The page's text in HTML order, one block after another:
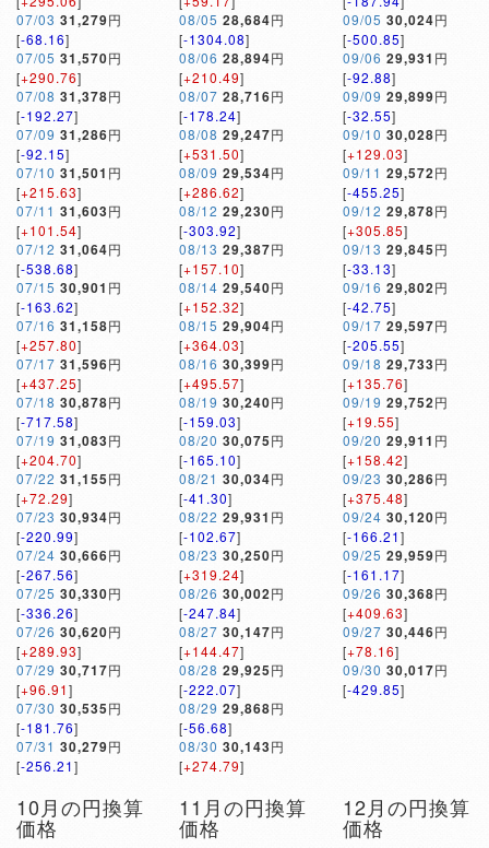
07/03 31,279円
[-68.16]
07/05 31,570円
[+290.76]
07/08 31,378円
[-192.27]
07/09 31,286円
[-92.15]
07/10 31,501 円
[+215.63]
07/11 31,603円
[+101.54]
07/12 31,064円
[-538.68]
07/15 30,901 円
[-163.62]
07/16 31,158円
[+257.80]
07/17 31,596円
[+437.25]
07/18 30,878円
[-717.58]
07/19 31,083円
[+204.70]
07/22 31,155円
[+72.29]
07/23 30,934円
[-220.99]
07/24 30,666円
[-267.56]
07/25 30,330円
[-336.26]
07/26 30,620円
[+289.93]
07/29 30,717円
[+96.91]
07/30 30,535円
[-181.76]
07/31 30,279円
[-256.21]
08/05 28,684円
[-1304.08]
08/06 28,894円
[+210.49]
08/07 28,716円
[-178.24]
08/08 29,247円
[+531.50]
08/09 29,534円
[+286.62]
08/12 29,230円
[-303.92]
08/13 29,387円
[+157.10]
08/14 29,540円
[+152.32]
08/15 29,904円
[+364.03]
08/16 30,399円
[+495.57]
08/19 30,240円
[-159.03]
08/20 30,075円
[-165.10]
08/21 30,034円
[-41.30]
08/22 29,931 円
[-102.67]
08/23 30,250円
[+319.24]
08/26 30,002円
[-247.84]
08/27 30,147円
[+144.47]
08/28 29,925円
[-222.07]
08/29 29,868円
[-56.68]
08/30 30,143円
[+274.79]
09/05 30,024円
[-500.85]
09/06 29,931 円
[-92.88]
09/09 29,899円
[-32.55]
09/10 30,028円
[+129.03]
09/11 29,572円
[-455.25]
09/12 29,878円
[+305.85]
09/13 29,845円
[-33.13]
09/16 29,802円
[-42.75]
09/17 29,597円
[-205.55]
09/18 29,733円
[+135.76]
09/19 29,752円
[+19.55]
09/20 29,911 円
[+158.42]
09/23 30,286円
[+375.48]
09/24 30,120円
[-166.21]
09/25 29,959円
[-161.17]
09/26 30,368円
[+409.63]
09/27 30,446円
[+78.16]
09/30 30,017円
[-429.85]
10月の円換算
価格
11月の円換算
価格
12月の円換算
価格